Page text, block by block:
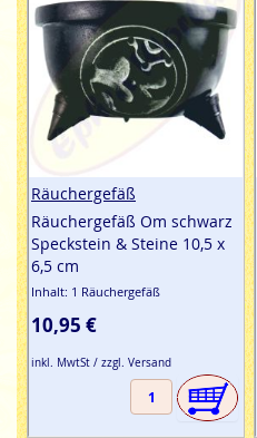
Räuchergefäß
Räuchergefäß Om schwarz
Speckstein & Steine 10,5 x
6,5 cm
Inhalt: 1 Räuchergefäß
10,95 €
inkl. MwtSt / zzgl. Versand